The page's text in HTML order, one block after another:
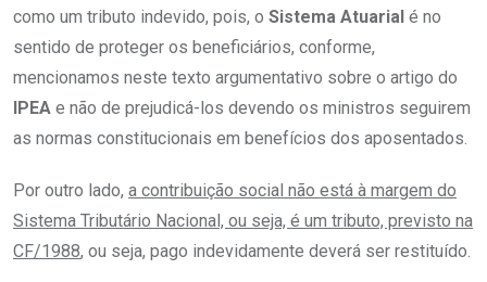
como um tributo indevido, pois, o Sistema Atuarial é no
sentido de proteger os beneficiários, conforme,
mencionamos neste texto argumentativo sobre o artigo do
IPEA e não de prejudicá-los devendo os ministros seguirem
as normas constitucionais em benefícios dos aposentados.
Por outro lado, a contribuição social não está à margem do
Sistema Tributário Nacional, ou seja, é um tributo, previsto na
CF/1988, ou seja, pago indevidamente deverá ser restituído.